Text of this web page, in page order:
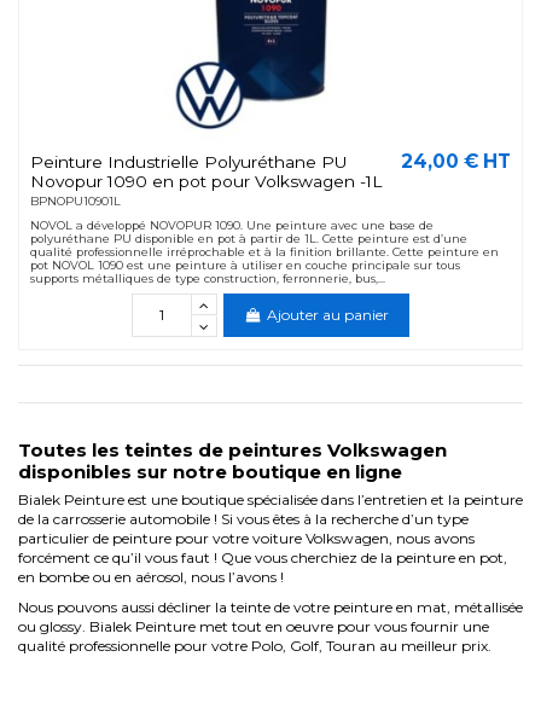
Peinture Industrielle Polyuréthane PU
Novopur 1090 en pot pour Volkswagen -1L
BPNOPU10901L
24,00 € HT
NOVOL a développé NOVOPUR 1090. Une peinture avec une base de
polyuréthane PU disponible en pot à partir de 1L. Cette peinture est d’une
qualité professionnelle irréprochable et à la finition brillante. Cette peinture en
pot NOVOL 1090 est une peinture à utiliser en couche principale sur tous
supports métalliques de type construction, ferronnerie, bus,...
Ajouter au panier
Toutes les teintes de peintures Volkswagen
disponibles sur notre boutique en ligne
Bialek Peinture est une boutique spécialisée dans l’entretien et la peinture
de la carrosserie automobile ! Si vous êtes à la recherche d’un type
particulier de peinture pour votre voiture Volkswagen, nous avons
forcément ce qu’il vous faut ! Que vous cherchiez de la peinture en pot,
en bombe ou en aérosol, nous l’avons !
Nous pouvons aussi décliner la teinte de votre peinture en mat, métallisée
ou glossy. Bialek Peinture met tout en oeuvre pour vous fournir une
qualité professionnelle pour votre Polo, Golf, Touran au meilleur prix.